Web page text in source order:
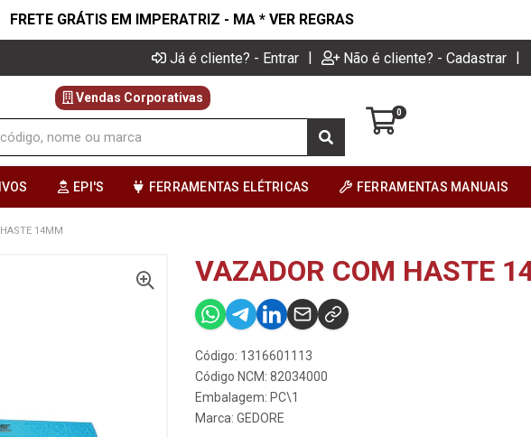
FRETE GRÁTIS EM IMPERATRIZ - MA * VER REGRAS
Já é cliente? - Entrar | Não é cliente? - Cadastrar |
Vendas Corporativas
0
EPI'S FERRAMENTAS ELÉTRICAS FERRAMENTAS MANUAIS
14MM
VAZADOR COM HASTE
Código: 1316601113
Código NCM: 82034000
Embalagem: PC\1
Marca: GEDORE